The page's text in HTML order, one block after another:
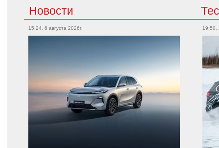
Новости
15:24, 6 августа 2026г. 19:50,